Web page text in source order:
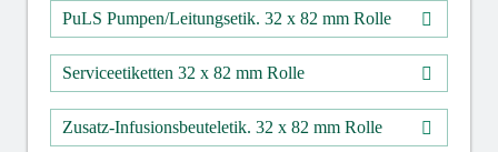
PuLS Pumpen/Leitungsetik. 32 x 82 mm Rolle
Serviceetiketten 32 x 82 mm Rolle
Zusatz-Infusionsbeuteletik. 32 x 82 mm Rolle